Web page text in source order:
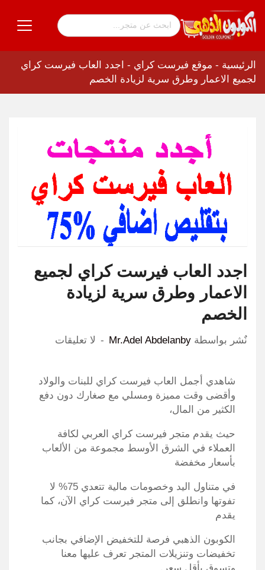
الرئيسية - موقع فيرست كراي - اجدد العاب فيرست كراي
لجميع الاعمار وطرق سرية لزيادة الخصم
اجدد العاب فيرست كراي لجميع
الاعمار وطرق سرية لزيادة
الخصم
نٌشر بواسطة Mr.Adel Abdelanby لا تعليقات
شاهدي أجمل العاب فيرست كراي للبنات والولاد
وأقضى وقت مميزة ومسلي مع صغارك دون دفع
الكثير من المال،
حيث يقدم متجر فيرست كراي العربي لكافة
العملاء في الشرق الأوسط مجموعة من الألعاب
بأسعار مخفضة
في متناول اليد وخصومات مالية تتعدي 75% لا
تفوتها وانطلق إلى متجر فيرست كراي الآن، كما
يقدم
الكوبون الذهبي فرصة للتخفيض الإضافي بجانب
تخفيضات وتنزيلات المتجر تعرف عليها معنا